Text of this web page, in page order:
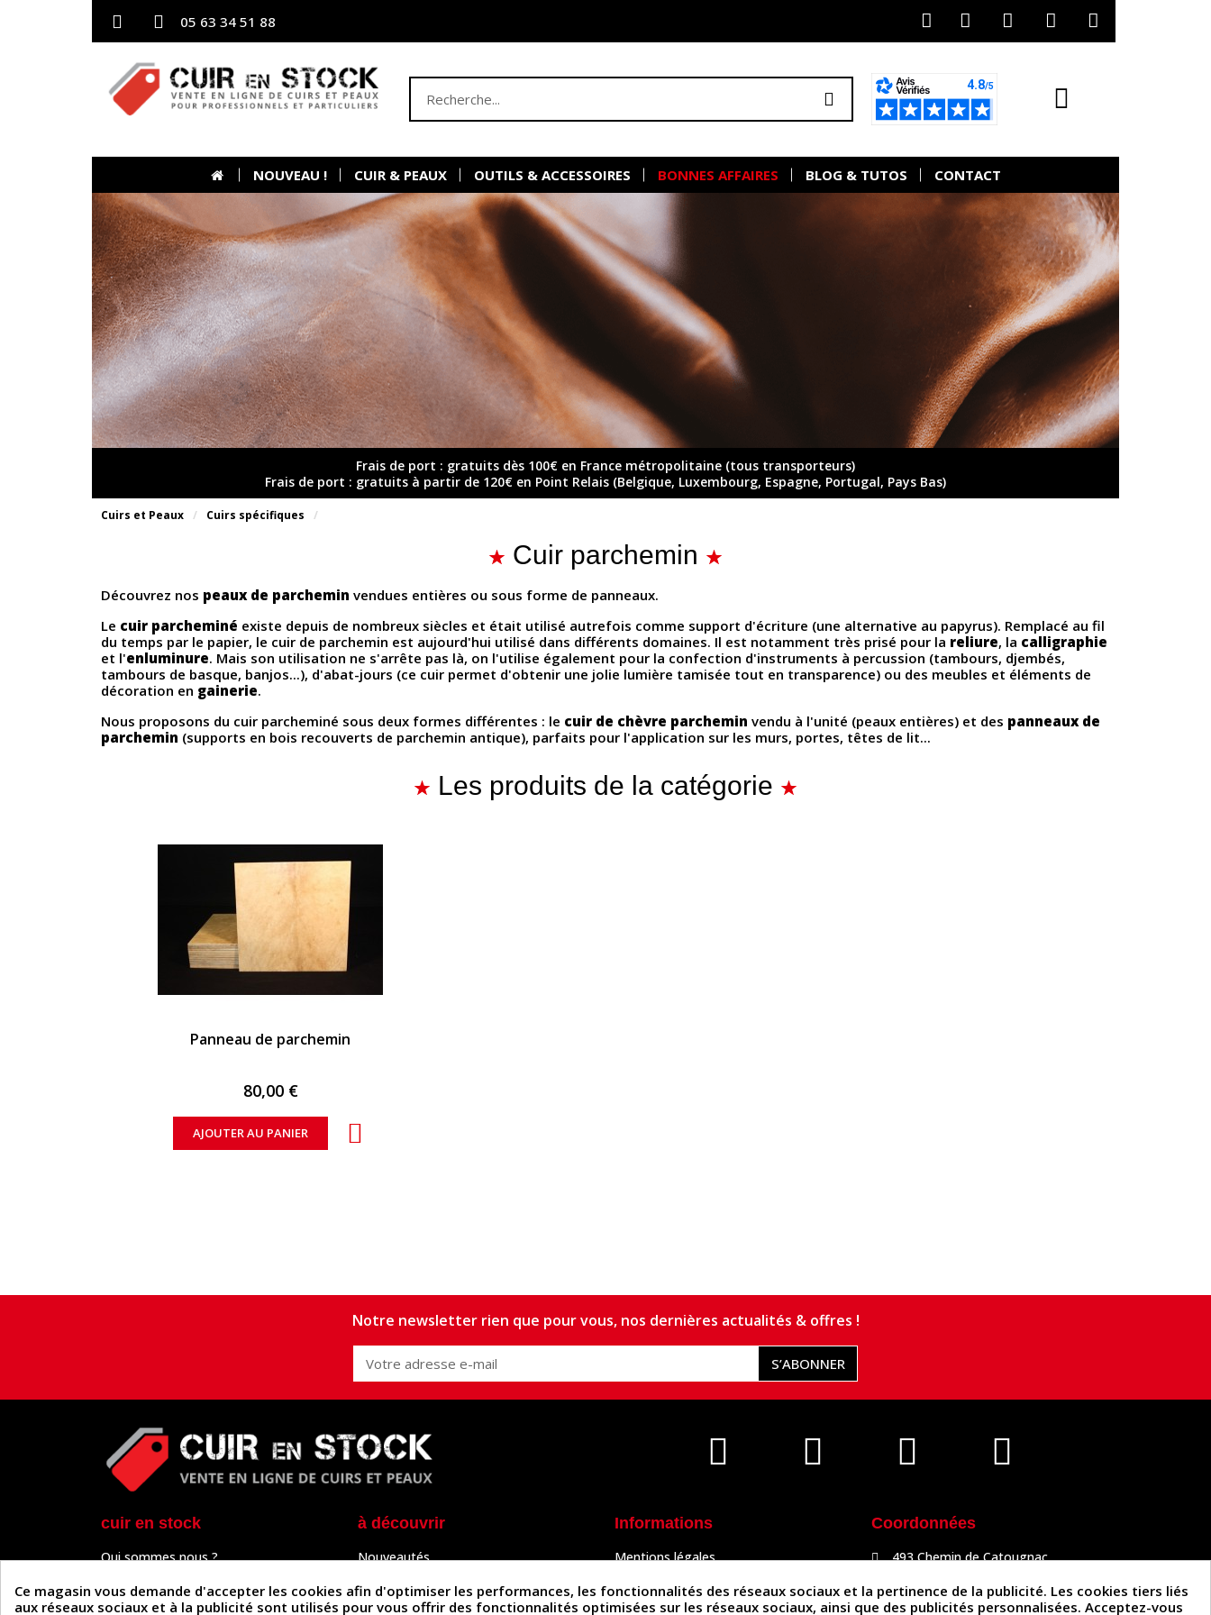
05 63 34 51 88
NOUVEAU ! CUIR & PEAUX OUTILS & ACCESSOIRES BONNES AFFAIRES BLOG & TUTOS CONTACT
Frais de port : gratuits dès 100€ en France métropolitaine (tous transporteurs)
Frais de port : gratuits à partir de 120€ en Point Relais (Belgique, Luxembourg, Espagne, Portugal, Pays Bas)
Cuirs et Peaux Cuirs spécifiques
Cuir parchemin
Découvrez nos peaux de parchemin vendues entières ou sous forme de panneaux.
Le cuir parcheminé existe depuis de nombreux siècles et était utilisé autrefois comme support d'écriture (une alternative au papyrus). Remplacé au fil
du temps par le papier, le cuir de parchemin est aujourd'hui utilisé dans différents domaines. Il est notamment très prisé pour la reliure, la calligraphie
et l'enluminure. Mais son utilisation ne s'arrête pas là, on l'utilise également pour la confection d'instruments à percussion (tambours, djembés,
tambours de basque, banjos...), d'abat-jours (ce cuir permet d'obtenir une jolie lumière tamisée tout en transparence) ou des meubles et éléments de
décoration en gainerie.
Nous proposons du cuir parcheminé sous deux formes différentes : le cuir de chèvre parchemin vendu à l'unité (peaux entières) et des panneaux de
parchemin (supports en bois recouverts de parchemin antique), parfaits pour l'application sur les murs, portes, têtes de lit...
Les produits de la catégorie
Panneau de parchemin
80,00 €
AJOUTER AU PANIER
Notre newsletter rien que pour vous, nos dernières actualités & offres !
S’ABONNER
cuir en stock
Qui sommes nous ?
Paiement sécurisé
Un problème de connexion ?
à découvrir
Nouveautés
Outils & Accessoires
Tutos
Informations
Mentions légales
Politique de confidentialité
Politique des cookies
Coordonnées
493 Chemin de Catougnac
05 63 34 51 88
contact@cuirenstock.com
Ce magasin vous demande d'accepter les cookies afin d'optimiser les performances, les fonctionnalités des réseaux sociaux et la pertinence de la publicité. Les cookies tiers liés
aux réseaux sociaux et à la publicité sont utilisés pour vous offrir des fonctionnalités optimisées sur les réseaux sociaux, ainsi que des publicités personnalisées. Acceptez-vous